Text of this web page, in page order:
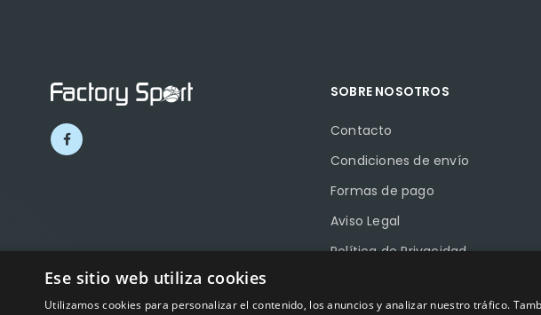
SOBRE NOSOTROS
Contacto
Condiciones de envío
Formas de pago
Aviso Legal
Política de Privacidad
Ayudas a Pymes
Ese sitio web utiliza cookies
Utilizamos cookies para personalizar el contenido, los anuncios y analizar nuestro tráfico.